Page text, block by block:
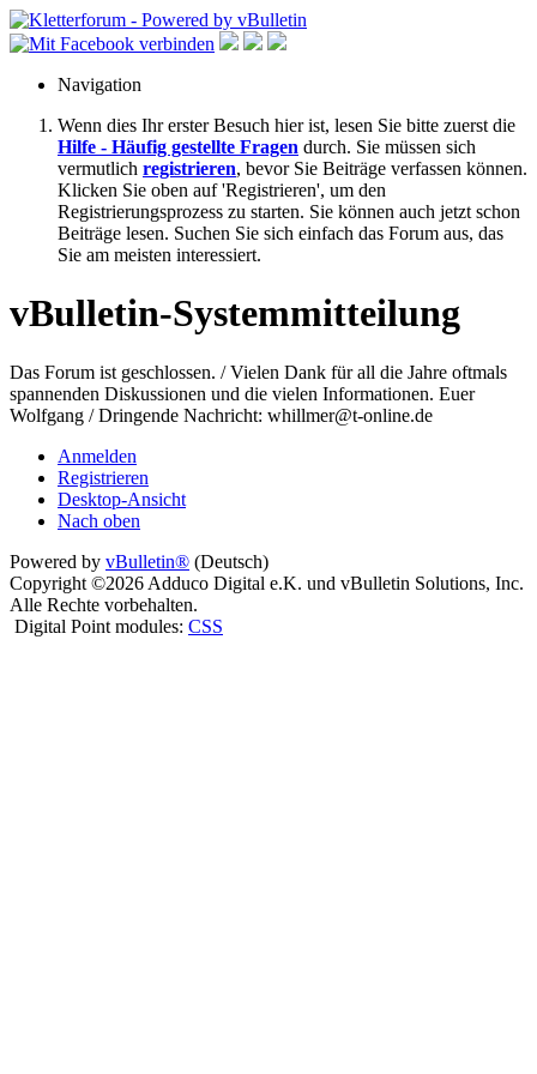
Navigation
Wenn dies Ihr erster Besuch hier ist, lesen Sie bitte zuerst die
Hilfe - Häufig gestellte Fragen durch. Sie müssen sich
vermutlich registrieren, bevor Sie Beiträge verfassen können.
Klicken Sie oben auf 'Registrieren', um den
Registrierungsprozess zu starten. Sie können auch jetzt schon
Beiträge lesen. Suchen Sie sich einfach das Forum aus, das
Sie am meisten interessiert.
vBulletin-Systemmitteilung
Das Forum ist geschlossen. / Vielen Dank für all die Jahre oftmals
spannenden Diskussionen und die vielen Informationen. Euer
Wolfgang / Dringende Nachricht: whillmer@t-online.de
Anmelden
Registrieren
Desktop-Ansicht
Nach oben
Powered by vBulletin® (Deutsch)
Copyright ©2026 Adduco Digital e.K. und vBulletin Solutions, Inc.
Alle Rechte vorbehalten.
Digital Point modules: CSS